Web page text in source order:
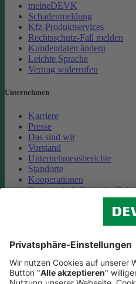
meineDEVK
Schadenmeldung
Kfz-Produktservices
Rechtsschutz-Fall melden
Kundendaten ändern
Leichte Sprache
Vertrag widerrufen
Unternehmen
Karriere
Presse
Das sind wir
Vorstand
Unternehmensberichte
Standorte
Kooperationen
Partnerschaft Deutsche Bahn